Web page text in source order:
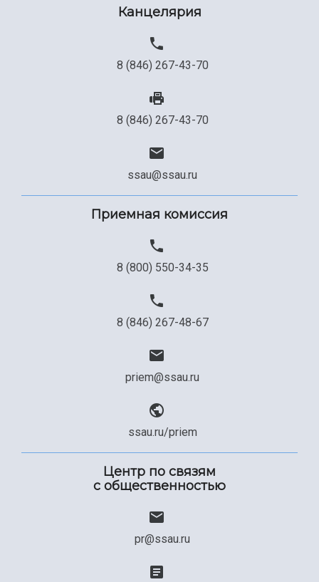
Канцелярия
8 (846) 267-43-70
8 (846) 267-43-70
ssau@ssau.ru
Приемная комиссия
8 (800) 550-34-35
8 (846) 267-48-67
priem@ssau.ru
ssau.ru/priem
Центр по связям
с общественностью
pr@ssau.ru